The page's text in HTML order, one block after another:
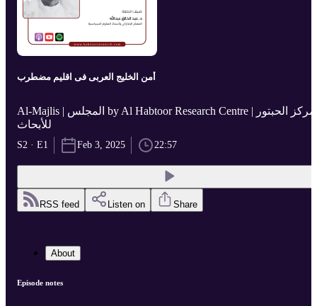
أمن الخليج العربى فى اقليم مضطرب
Al-Majlis | المجلس by Al Habtoor Research Centre | مركز الحبتور
للأبحاث
S2 · E1 Feb 3, 2025 22:57
RSS feed Listen on Share
About
Episode notes